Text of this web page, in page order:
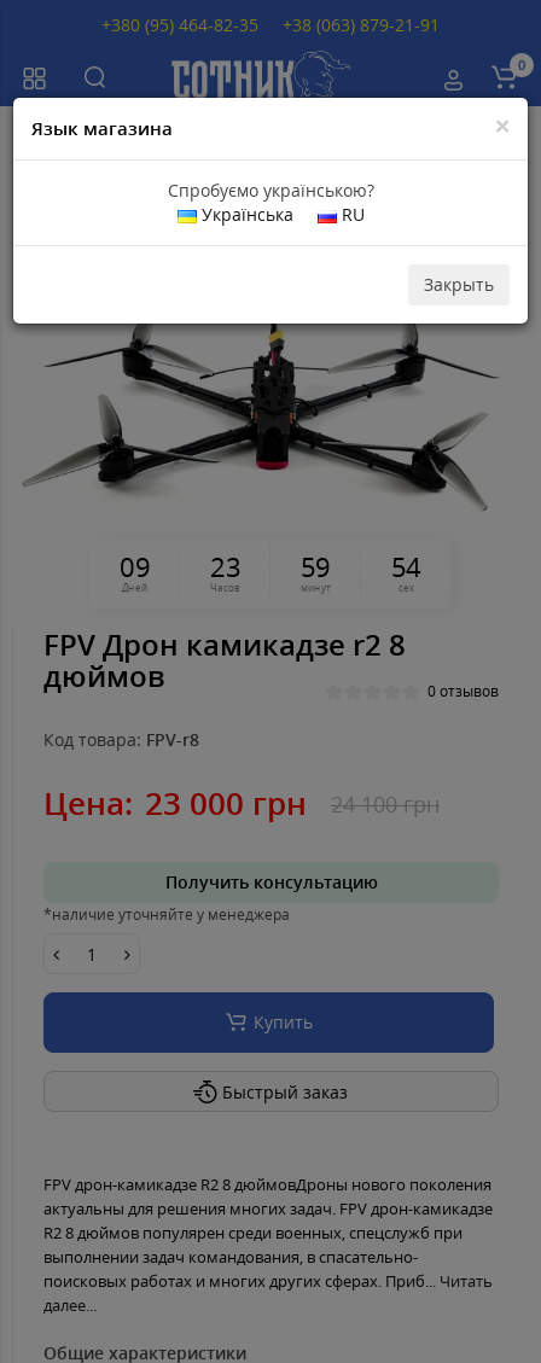
0
×
Язык магазина
Спробуємо українською?
Українська
RU
Закрыть
09
Дней
23
Часов
59
минут
54
сек
FPV Дрон камикадзе r2 8
дюймов 0 отзывов
Код товара: FPV-r8
Цена: 23 000 грн 24 100 грн
Получить консультацию
*наличие уточняйте у менеджера
Купить
Быстрый заказ
FPV дрон-камикадзе R2 8 дюймовДроны нового поколения
актуальны для решения многих задач. FPV дрон-камикадзе
R2 8 дюймов популярен среди военных, спецслужб при
выполнении задач командования, в спасательно-
поисковых работах и многих других сферах. Приб... Читать
далее...
Общие характеристики
+380 (95) 464-82-35 +38 (063) 879-21-91